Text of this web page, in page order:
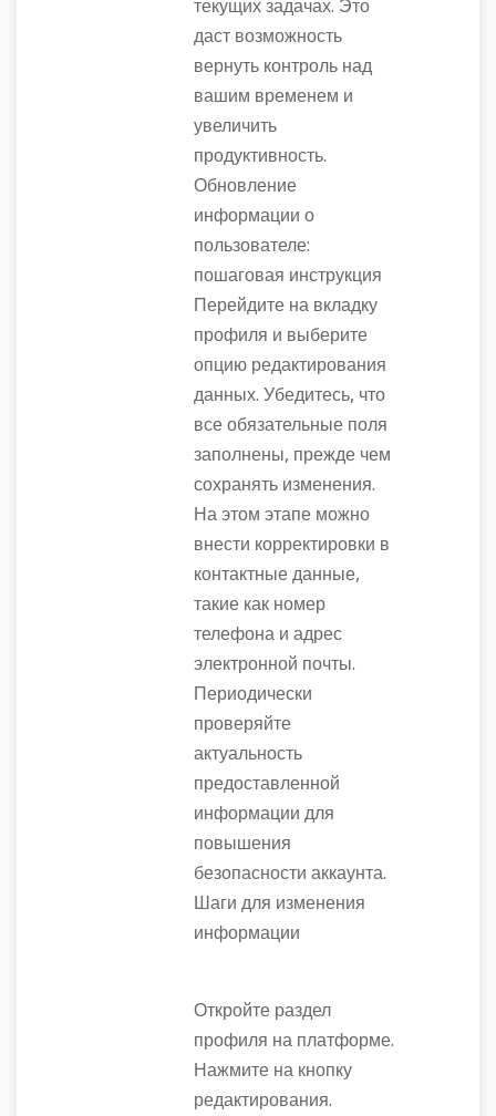
текущих задачах. Это
даст возможность
вернуть контроль над
вашим временем и
увеличить
продуктивность.
Обновление
информации о
пользователе:
пошаговая инструкция
Перейдите на вкладку
профиля и выберите
опцию редактирования
данных. Убедитесь, что
все обязательные поля
заполнены, прежде чем
сохранять изменения.
На этом этапе можно
внести корректировки в
контактные данные,
такие как номер
телефона и адрес
электронной почты.
Периодически
проверяйте
актуальность
предоставленной
информации для
повышения
безопасности аккаунта.
Шаги для изменения
информации
Откройте раздел
профиля на платформе.
Нажмите на кнопку
редактирования.